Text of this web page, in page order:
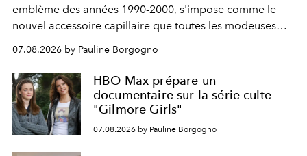
emblème des années 1990-2000, s'impose comme le
nouvel accessoire capillaire que toutes les modeuses
s'arrachent déjà.
07.08.2026 by Pauline Borgogno
HBO Max prépare un
documentaire sur la série culte
"Gilmore Girls"
07.08.2026 by Pauline Borgogno